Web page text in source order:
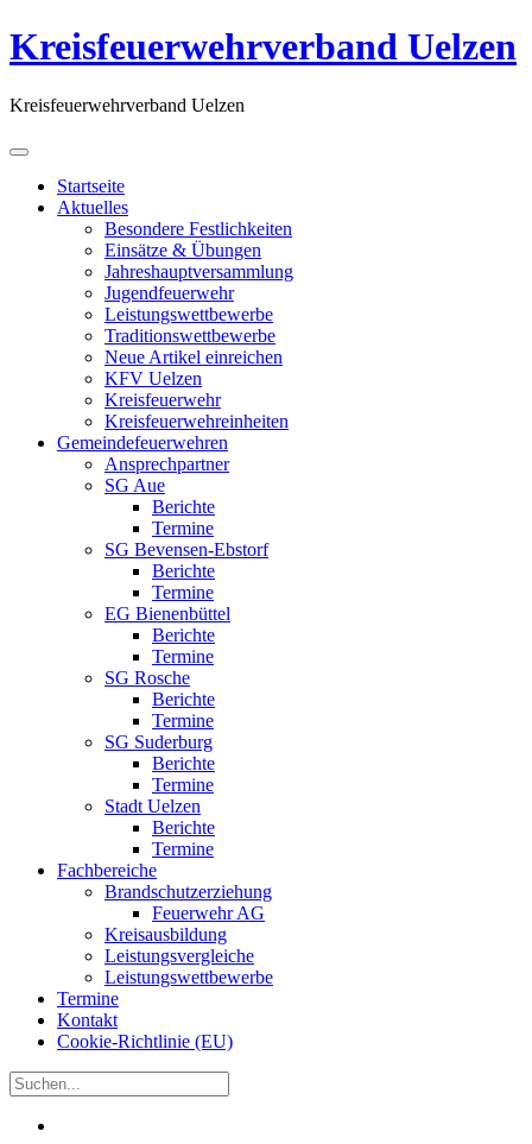
Kreisfeuerwehrverband Uelzen
Kreisfeuerwehrverband Uelzen
Startseite
Aktuelles
Besondere Festlichkeiten
Einsätze & Übungen
Jahreshauptversammlung
Jugendfeuerwehr
Leistungswettbewerbe
Traditionswettbewerbe
Neue Artikel einreichen
KFV Uelzen
Kreisfeuerwehr
Kreisfeuerwehreinheiten
Gemeindefeuerwehren
Ansprechpartner
SG Aue
Berichte
Termine
SG Bevensen-Ebstorf
Berichte
Termine
EG Bienenbüttel
Berichte
Termine
SG Rosche
Berichte
Termine
SG Suderburg
Berichte
Termine
Stadt Uelzen
Berichte
Termine
Fachbereiche
Brandschutzerziehung
Feuerwehr AG
Kreisausbildung
Leistungsvergleiche
Leistungswettbewerbe
Termine
Kontakt
Cookie-Richtlinie (EU)